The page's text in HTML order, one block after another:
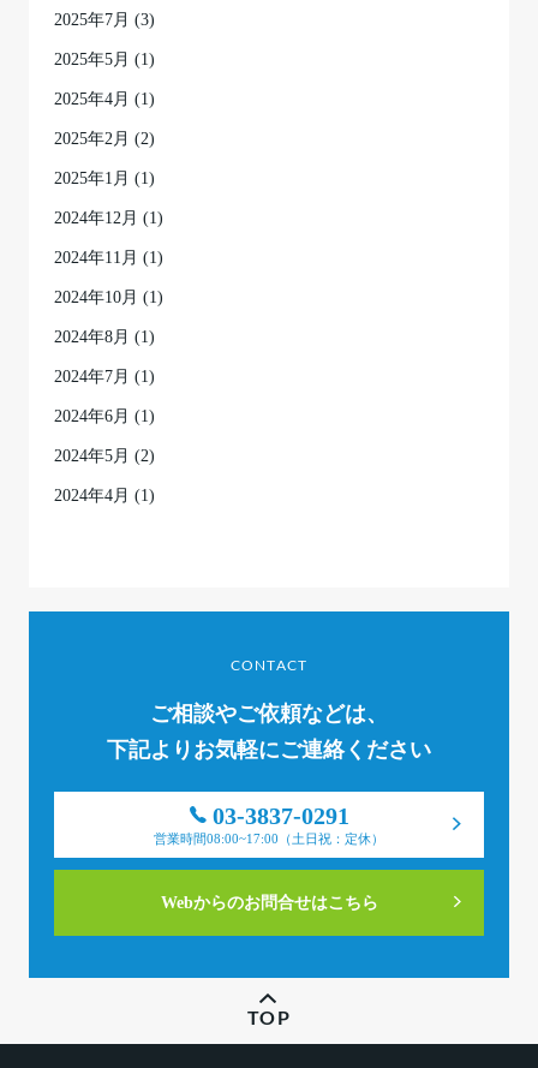
2025年7月 (3)
2025年5月 (1)
2025年4月 (1)
2025年2月 (2)
2025年1月 (1)
2024年12月 (1)
2024年11月 (1)
2024年10月 (1)
2024年8月 (1)
2024年7月 (1)
2024年6月 (1)
2024年5月 (2)
2024年4月 (1)
CONTACT
ご相談やご依頼などは、
下記よりお気軽にご連絡ください
03-3837-0291
営業時間08:00~17:00（土日祝：定休）
Webからのお問合せはこちら
TOP